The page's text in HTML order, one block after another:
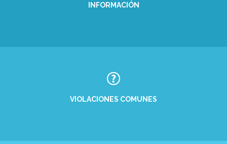
INFORMACIÓN
VIOLACIONES COMUNES